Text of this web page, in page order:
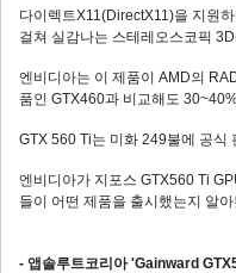
다이렉트X11(DirectX11)을 지원
걸쳐 실감나는 스테레오스코픽
엔비디아는 이 제품이 AMD의
품인 GTX460과 비교해도
GTX 560 Ti는 미화 249불에 공식
엔비디아가 지포스 GTX560 Ti
들이 어떤 제품을 출시했는지 알
- 앱솔루트코리아 'Gainward